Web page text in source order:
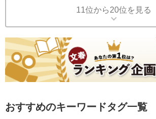
11位から20位を見る
おすすめのキーワードタグ一覧